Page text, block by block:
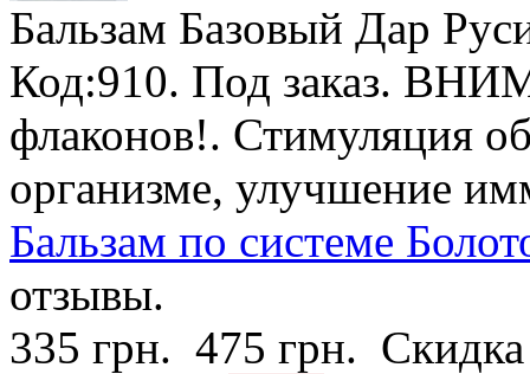
Бальзам Базовый Дар
Код:910. Под заказ.
флаконов!. Стимуляция
организме, улучшение
Бальзам по системе
отзывы.
335 грн. 475 грн.